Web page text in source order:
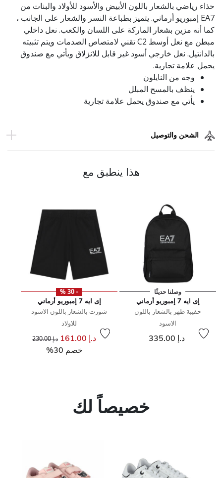
حذاء رياضي بالشعار باللون الأبيض والأسود للأولاد والبنات من
EA7 إمبوريو أرماني. يتميز بطباعة النسر والشعار على الجانب ،
كما أنه مزين بشعار الماركة على اللسان والكعب. نعل داخلي
مبطن مع نعل أوسط C2 تقني لامتصاص الصدمات ويتم تثبيته
بالدانتيل. نعل خارجي أسود غير قابل للانزلاق ويأتي مع صندوق
يحمل علامة تجارية.
وجه من النايلون
ينظف بالمسح المبلل
يأتي مع صندوق يحمل علامة تجارية
الشحن والتوصيل
هذا ينطبق مع
وصلنا حديثًا
إى ايه 7 إمبوريو أرماني
حقيبة ظهر بالشعار باللون
الاسود
د.إ 335.00
- 30 %
إى ايه 7 إمبوريو أرماني
شورت بالشعار باللون الاسود
للاولاد
د.إ 161.00 سعر مخفض من د.إ 230.00
خصم 30%
خصيصاً لك